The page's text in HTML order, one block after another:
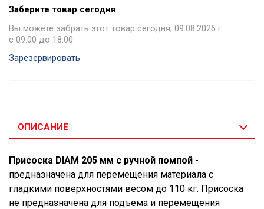
Заберите товар сегодня
Вы можете забрать этот товар сегодня, 09.08.2026 г.
с 09:00 до 18:00.
Зарезервировать
ОПИСАНИЕ
Присоска DIAM 205 мм с ручной помпой -
предназначена для перемещения материала с
гладкими поверхностями весом до 110 кг. Присоска
не предназначена для подъема и перемещения